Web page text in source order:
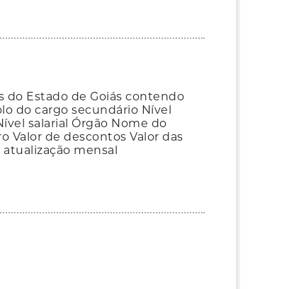
do Estado de Goiás contendo
do cargo secundário Nível
salarial Órgão Nome do
Valor de descontos Valor das
mensal